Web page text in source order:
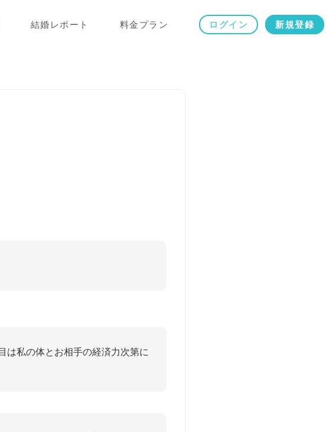
結婚レポート 料金プラン ログイン 新規登録
は私の体とお相手の経済力次第に